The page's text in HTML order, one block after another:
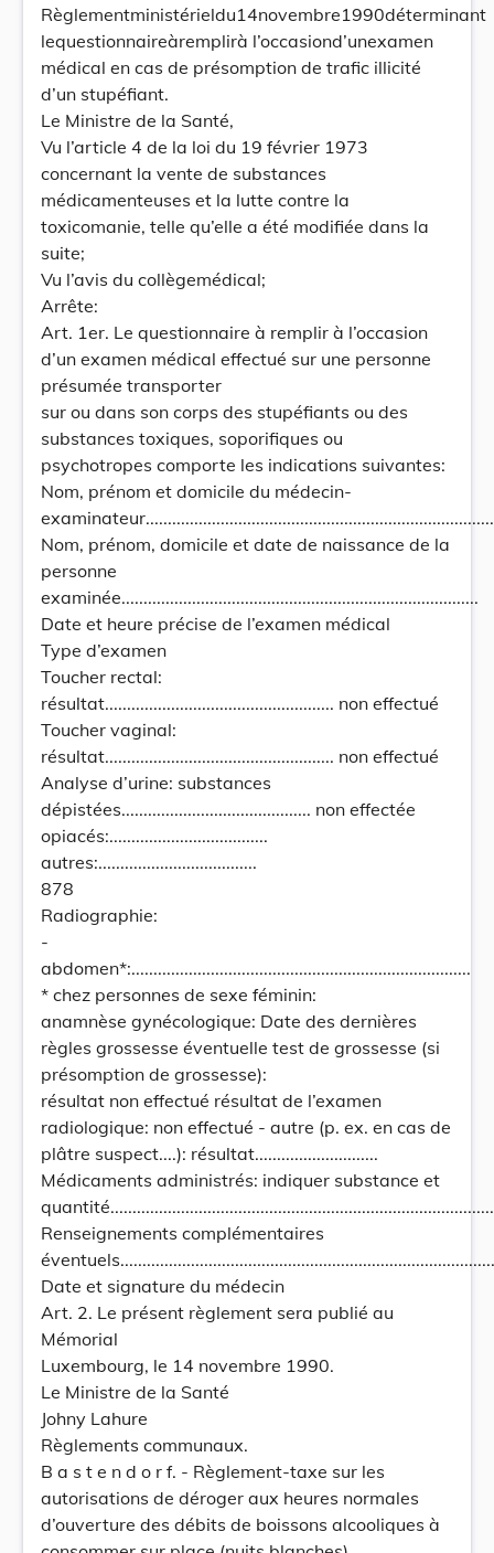
Règlementministérieldu14novembre1990déterminant
lequestionnaireàremplirà l’occasiond’unexamen
médical en cas de présomption de trafic illicité
d’un stupéfiant.
Le Ministre de la Santé,
Vu l’article 4 de la loi du 19 février 1973
concernant la vente de substances
médicamenteuses et la lutte contre la
toxicomanie, telle qu’elle a été modifiée dans la
suite;
Vu l’avis du collègemédical;
Arrête:
Art. 1er. Le questionnaire à remplir à l’occasion
d’un examen médical effectué sur une personne
présumée transporter
sur ou dans son corps des stupéfiants ou des
substances toxiques, soporifiques ou
psychotropes comporte les indications suivantes:
Nom, prénom et domicile du médecin-
Nom, prénom, domicile et date de naissance de la
personne
examinée.................................................................................
Date et heure précise de l’examen médical
Type d’examen
Toucher rectal:
résultat.................................................... non effectué
Toucher vaginal:
résultat.................................................... non effectué
Analyse d’urine: substances
dépistées........................................... non effectée
opiacés:....................................
autres:....................................
878
Radiographie:
-
abdomen*:.............................................................................
* chez personnes de sexe féminin:
anamnèse gynécologique: Date des dernières
règles grossesse éventuelle test de grossesse (si
présomption de grossesse):
résultat non effectué résultat de l’examen
radiologique: non effectué - autre (p. ex. en cas de
plâtre suspect....): résultat............................
Médicaments administrés: indiquer substance et
Renseignements complémentaires
Date et signature du médecin
Art. 2. Le présent règlement sera publié au
Mémorial
Luxembourg, le 14 novembre 1990.
Le Ministre de la Santé
Johny Lahure
Règlements communaux.
B a s t e n d o r f. - Règlement-taxe sur les
autorisations de déroger aux heures normales
d’ouverture des débits de boissons alcooliques à